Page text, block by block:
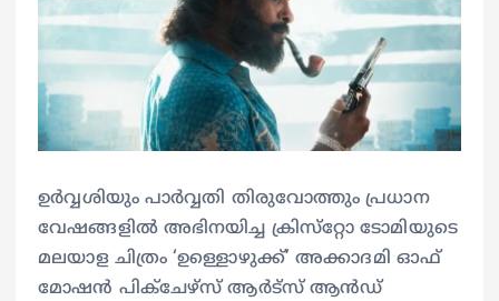
ഉർവ്വശിയും പാർവ്വതി തിരുവോത്തും പ്രധാന
വേഷങ്ങളിൽ അഭിനയിച്ച ക്രിസ്‌റ്റോ ടോമിയുടെ
മലയാള ചിത്രം ‘ഉള്ളൊഴുക്ക്’ അക്കാദമി ഓഫ്
മോഷൻ പിക്ചേഴ്‌സ് ആർട്‌സ് ആന്‍ഡ്‌